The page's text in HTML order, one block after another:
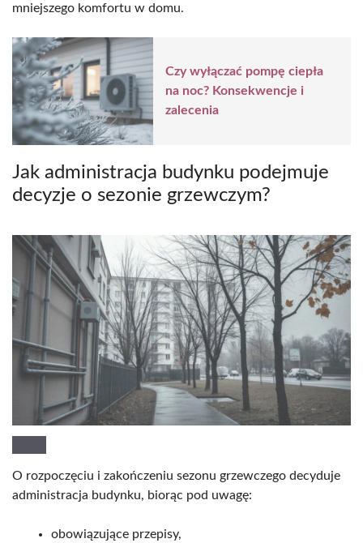
mniejszego komfortu w domu.
Czy wyłączać pompę ciepła
na noc? Konsekwencje i
zalecenia
Jak administracja budynku podejmuje
decyzje o sezonie grzewczym?
O rozpoczęciu i zakończeniu sezonu grzewczego decyduje
administracja budynku, biorąc pod uwagę:
obowiązujące przepisy,